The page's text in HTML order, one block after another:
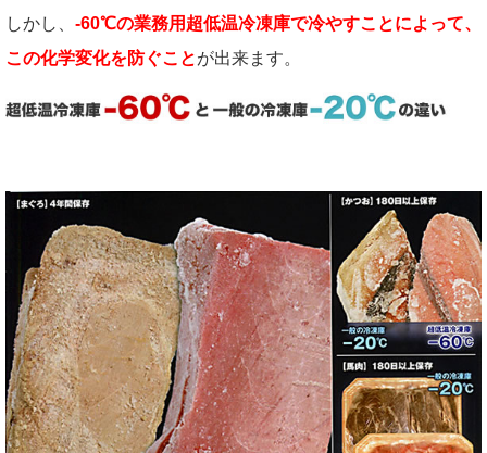
しかし、 -60℃の業務用超低温冷凍庫で冷やすことによって、
この化学変化を防ぐことが出来ます。